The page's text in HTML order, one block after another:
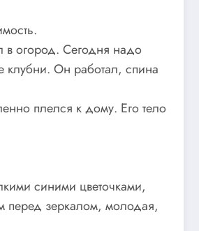
в огород. Сегодня надо
клубни. Он работал, спина
плелся к дому. Его тело
синими цветочками,
перед зеркалом, молодая,